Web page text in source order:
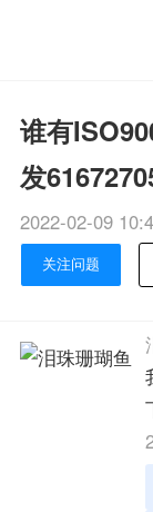
谁有
发
2022-02-09
关注问题